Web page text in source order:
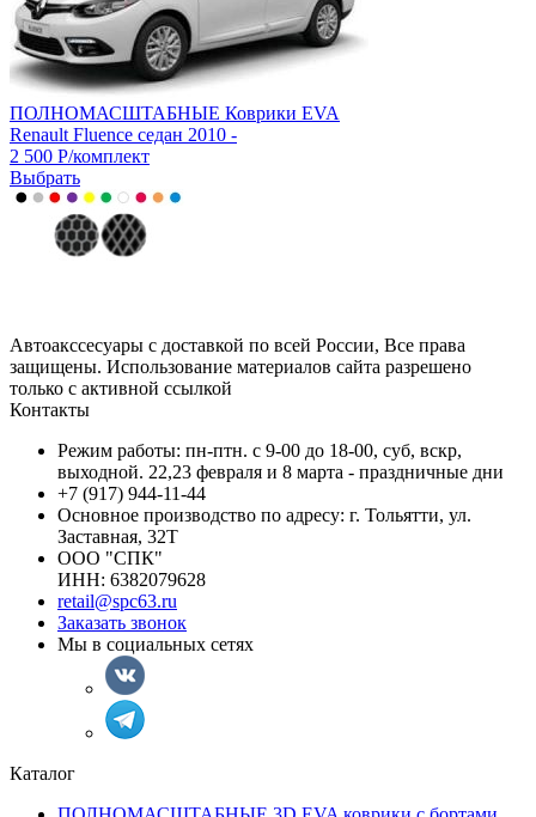
ПОЛНОМАСШТАБНЫЕ Коврики EVA
Renault Fluence седан 2010 -
2 500 Р/комплект
Выбрать
Автоакссесуары с доставкой по всей России, Все права
защищены. Использование материалов сайта разрешено
только с активной ссылкой
Контакты
Режим работы: пн-птн. с 9-00 до 18-00, суб, вскр,
выходной. 22,23 февраля и 8 марта - праздничные дни
+7 (917) 944-11-44
Основное производство по адресу: г. Тольятти, ул.
Заставная, 32Т
ООО "СПК"
ИНН: 6382079628
retail@spc63.ru
Заказать звонок
Мы в социальных сетях
Каталог